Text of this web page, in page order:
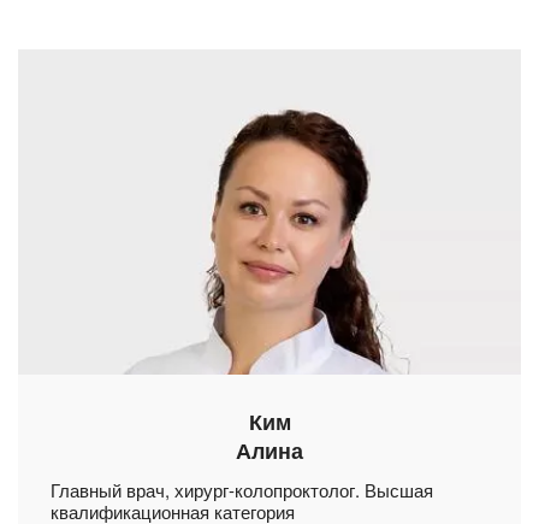
Ким
Алина
Главный врач, хирург-колопроктолог. Высшая
квалификационная категория